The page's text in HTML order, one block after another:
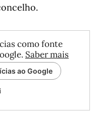
como fonte
Saber mais
ao Google